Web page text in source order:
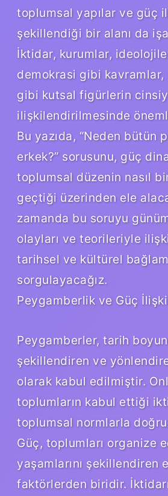
toplumsal yapılar ve güç
şekillendiği bir alanı da
İktidar, kurumlar,
demokrasi gibi
gibi kutsal figürlerin
ilişkilendirilmesinde
Bu yazıda, “Neden bütün
erkek?” sorusunu, güç
toplumsal düzenin nasıl
geçtiği üzerinden ele
zamanda bu soruyu
olayları ve teorileriyle
tarihsel ve kültürel
sorgulayacağız.
Peygamberlik ve Güç
Peygamberler, tarih
şekillendiren ve
olarak kabul edilmiştir.
toplumların kabul ettiği
toplumsal normlarla
Güç, toplumları organize
yaşamlarını şekillendiren
faktörlerden biridir.